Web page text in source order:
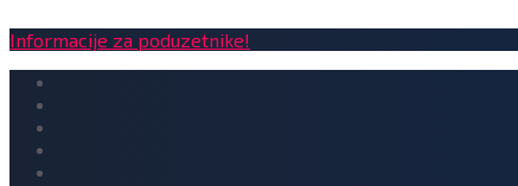
Informacije za poduzetnike!